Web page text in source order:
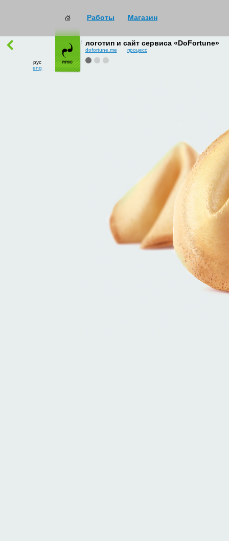
Работы Магазин
рус
eng
логотип и сайт сервиса «DoFortune»
dofortune.me процесс